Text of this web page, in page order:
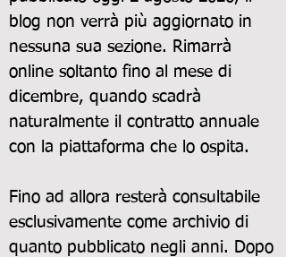
blog non verrà più aggiornato in
nessuna sua sezione. Rimarrà
online soltanto fino al mese di
dicembre, quando scadrà
naturalmente il contratto annuale
con la piattaforma che lo ospita.
Fino ad allora resterà consultabile
esclusivamente come archivio di
quanto pubblicato negli anni. Dopo